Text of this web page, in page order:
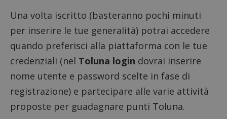
Una volta iscritto (basteranno pochi minuti
per inserire le tue generalità) potrai accedere
quando preferisci alla piattaforma con le tue
credenziali (nel Toluna login dovrai inserire
nome utente e password scelte in fase di
registrazione) e partecipare alle varie attività
proposte per guadagnare punti Toluna.